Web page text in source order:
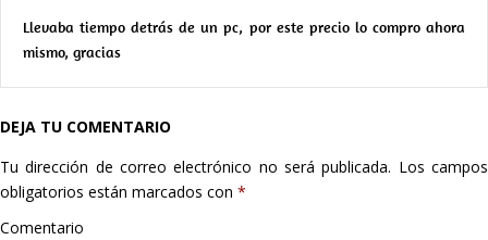
Moda
Multimedia
Stanley
Llevaba tiempo detrás de un pc, por este precio lo compro ahora
mismo, gracias
DEJA TU COMENTARIO
Tu dirección de correo electrónico no será publicada. Los campos
obligatorios están marcados con *
Comentario